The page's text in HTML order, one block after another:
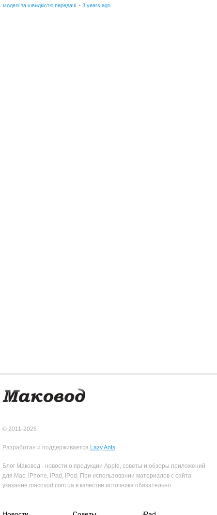
моделі за швидкістю передачі · 3 years ago
© 2011-2026
Разработан и поддерживается Lazy Ants
Блог Маковод - новости о продукции Apple, советы и обзоры приложений
для Mac, iPhone, iPad, iPod. При использовании материалов с сайта
указание macovod.com.ua в качестве источника обязательно.